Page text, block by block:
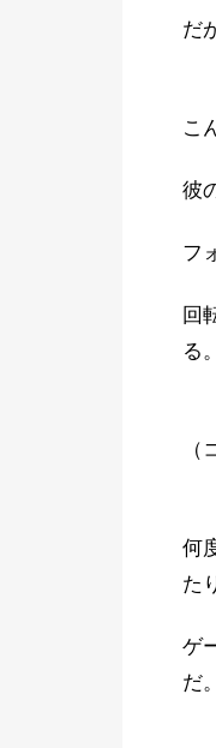
だ
こ
彼
フ
回
る。
何
た
ゲ
だ。